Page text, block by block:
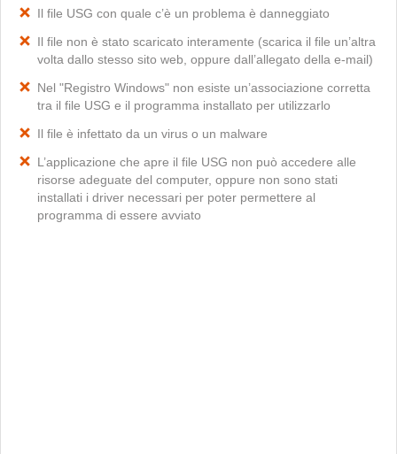
Il file USG con quale c’è un problema è danneggiato
Il file non è stato scaricato interamente (scarica il file un’altra
volta dallo stesso sito web, oppure dall’allegato della e-mail)
Nel "Registro Windows" non esiste un’associazione corretta
tra il file USG e il programma installato per utilizzarlo
Il file è infettato da un virus o un malware
L’applicazione che apre il file USG non può accedere alle
risorse adeguate del computer, oppure non sono stati
installati i driver necessari per poter permettere al
programma di essere avviato